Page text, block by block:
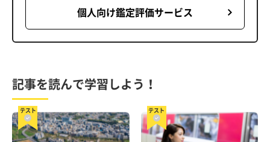
個人向け鑑定評価サービス
記事を読んで学習しよう！
テスト テスト